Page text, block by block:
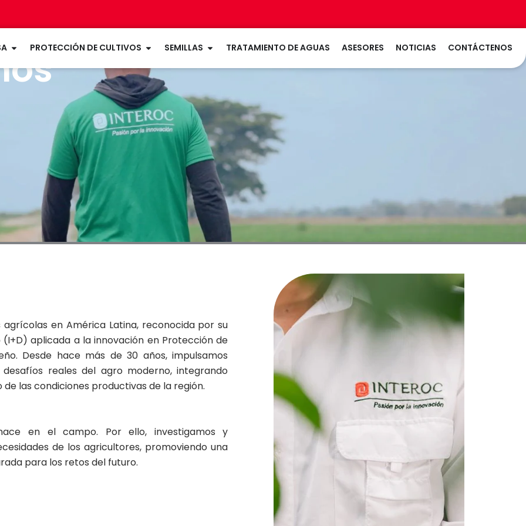
Open LA EMPRESA
PROTECCIÓN DE CULTIVOS Open PROTECCIÓN DE CULTIVOS
SEMILLAS Open SEMILLAS
TRATAMIENTO DE AGUAS ASESORES NOTICIAS CONTÁCTENOS
agrícolas en América Latina, reconocida por su
aplicada a la innovación en Protección de
Desde hace más de 30 años, impulsamos
reales del agro moderno, integrando
las condiciones productivas de la región.
en el campo. Por ello, investigamos y
de los agricultores, promoviendo una
para los retos del futuro.